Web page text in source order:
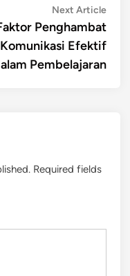
Next ArticleNext
Penghambat
Komunikasi Efektif
Pembelajaran
Required fields